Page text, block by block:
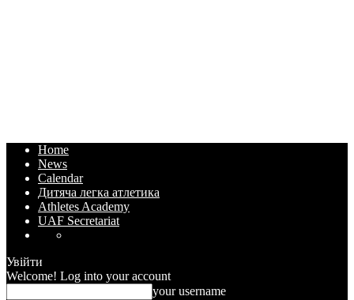
Home
News
Calendar
Дитяча легка атлетика
Athletes Academy
UAF Secretariat
Увійти
Welcome! Log into your account
your username